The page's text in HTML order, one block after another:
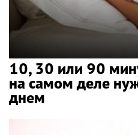
10, 30 или 90
на самом деле
днем